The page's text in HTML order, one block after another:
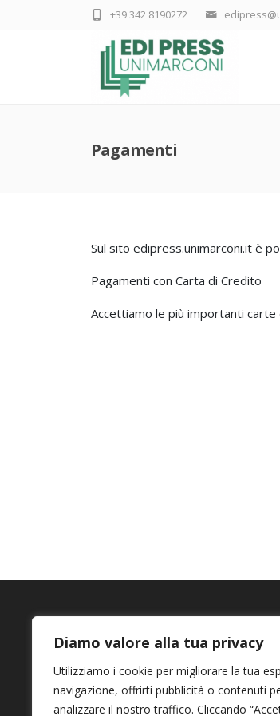
Diamo valore alla tua privacy
Utilizziamo i cookie per migliorare la tua
navigazione, offrirti pubblicità o contenuti
analizzare il nostro traffico. Cliccando
+39 342 8190272
Pagamenti
Sul sito edipress.unimarconi.it è
Pagamenti con Carta di Credito
Accettiamo le più importanti
Pagamenti
Privacy
Termini e Condizioni